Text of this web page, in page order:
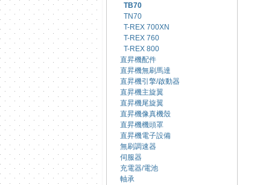
TB70
TN70
T-REX 700XN
T-REX 760
T-REX 800
直昇機配件
直昇機無刷馬達
直昇機引擎/啟動器
直昇機主旋翼
直昇機尾旋翼
直昇機像真機殼
直昇機機頭罩
直昇機電子設備
無刷調速器
伺服器
充電器/電池
軸承